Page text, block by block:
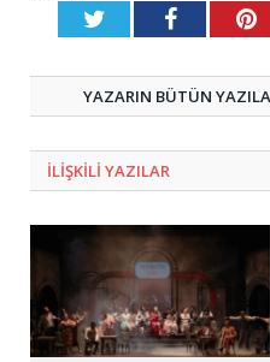
TwitterFacebook
YAZARIN BÜTÜN
ILIŞKILI YAZILAR